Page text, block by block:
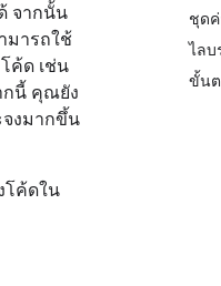
ชุดค่
ไลบ
ขั้น
จากนั้น
มารถใช้
ค้ด เช่น
กนี้ คุณยัง
จงมากขึ้น
โค้ดใน